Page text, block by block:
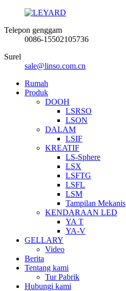
Telepon genggam
0086-15502105736
Surel
sale@linso.com.cn
Rumah
Produk
DOOH
LSRSO
LSON
DALAM
LSIF
KREATIF
LS-Sphere
LSX
LSFTG
LSFL
LSM
Tampilan Mekanis
KENDARAAN LED
YA T
YA-V
GELLARY
Video
Berita
Tentang kami
Tur Pabrik
Hubungi kami